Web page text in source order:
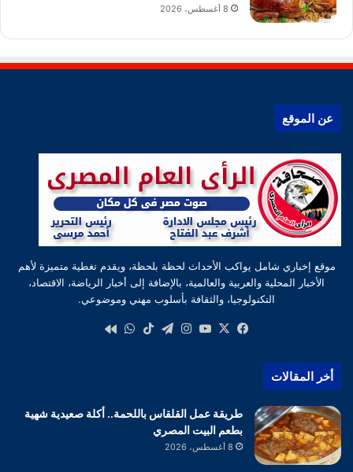
8 أغسطس، 2026
عن الموقع
موقع إخباري شامل يواكب الأحداث لحظة بلحظة، ويقدم تغطية متميزة لأهم
الأخبار المحلية والعربية والعالمية، بالإضافة إلى أخبار الرياضة، الاقتصاد،
التكنولوجيا، والثقافة بأسلوب مهني وموضوعي.
فيسبوك
‫X
‫YouTube
انستقرام
تيلقرام‫TikTokواتساب
أخر المقالات
طريقة عمل القلقاس باللحمة.. أكلة صعيدية شهية
بطعم البيت المصري
8 أغسطس، 2026